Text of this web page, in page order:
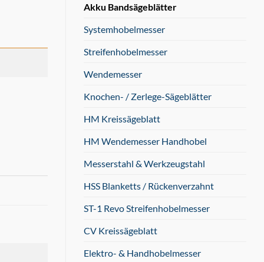
Akku Bandsägeblätter
Systemhobelmesser
Streifenhobelmesser
Wendemesser
Knochen- / Zerlege-Sägeblätter
HM Kreissägeblatt
HM Wendemesser Handhobel
Messerstahl & Werkzeugstahl
HSS Blanketts / Rückenverzahnt
ST-1 Revo Streifenhobelmesser
CV Kreissägeblatt
Elektro- & Handhobelmesser